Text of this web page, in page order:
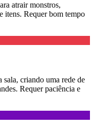
atrair monstros,
itens. Requer bom tempo
sala, criando uma rede de
Requer paciência e